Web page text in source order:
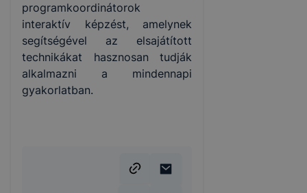
programkoordinátorok
interaktív képzést, amelynek
segítségével az elsajátított
technikákat hasznosan tudják
alkalmazni a mindennapi
gyakorlatban.